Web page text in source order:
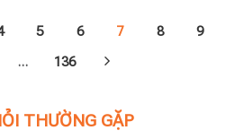
5 6 7 8
9
… 136
THƯỜNG GẶP